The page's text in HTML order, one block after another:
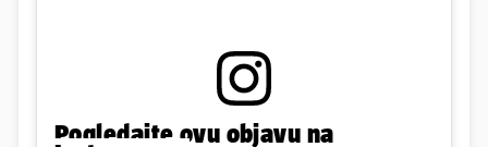
Pogledajte ovu objavu na